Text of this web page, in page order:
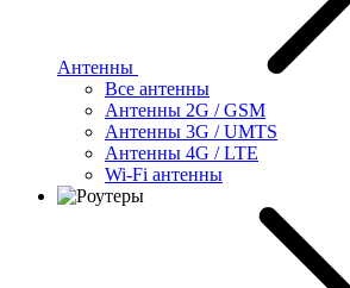
Антенны
Все антенны
Антенны 2G / GSM
Антенны 3G / UMTS
Антенны 4G / LTE
Wi-Fi антенны